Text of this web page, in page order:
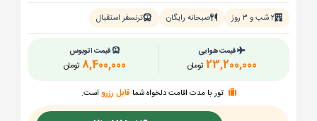
۲ شب و ۳ روز صبحانه رایگان ترنسفر استقبال
قیمت هوایی
تومان 23,200,000
قیمت اتوبوس
تومان 8,400,000
تور با مدت اقامت دلخواه شما قابل رزرو است.